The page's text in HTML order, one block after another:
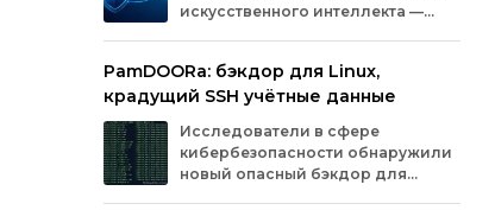
искусственного интеллекта —
масштабного поискаи устранения
уязвимостейвпрограммномобеспечении.
Сейчассистема
рамкахограниченногозакрытогодоступа
рядаклиентов.
PamDOORa: бэкдор для Linux,
крадущий SSH учётные данные
Исследователи в сфере
кибербезопасности обнаружили
новый опасный бэкдор для